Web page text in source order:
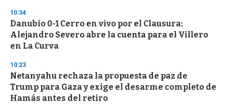
10:34
Danubio 0-1 Cerro en vivo por el Clausura:
Alejandro Severo abre la cuenta para el Villero
en La Curva
10:23
Netanyahu rechaza la propuesta de paz de
Trump para Gaza y exige el desarme completo de
Hamás antes del retiro